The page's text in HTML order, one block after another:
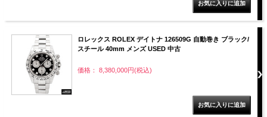
ロレックス ROLEX デイトナ 126509G 自動巻き ブラック/
スチール 40mm メンズ USED 中古
価格： 8,380,000円(税込)